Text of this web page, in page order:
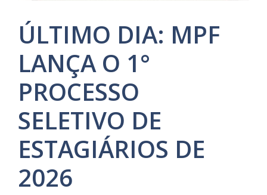
ÚLTIMO DIA: MPF
LANÇA O 1°
PROCESSO
SELETIVO DE
ESTAGIÁRIOS DE
2026